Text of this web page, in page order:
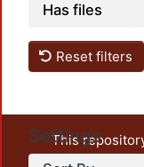
Has files
Reset filters
Settings
This
unrestricted